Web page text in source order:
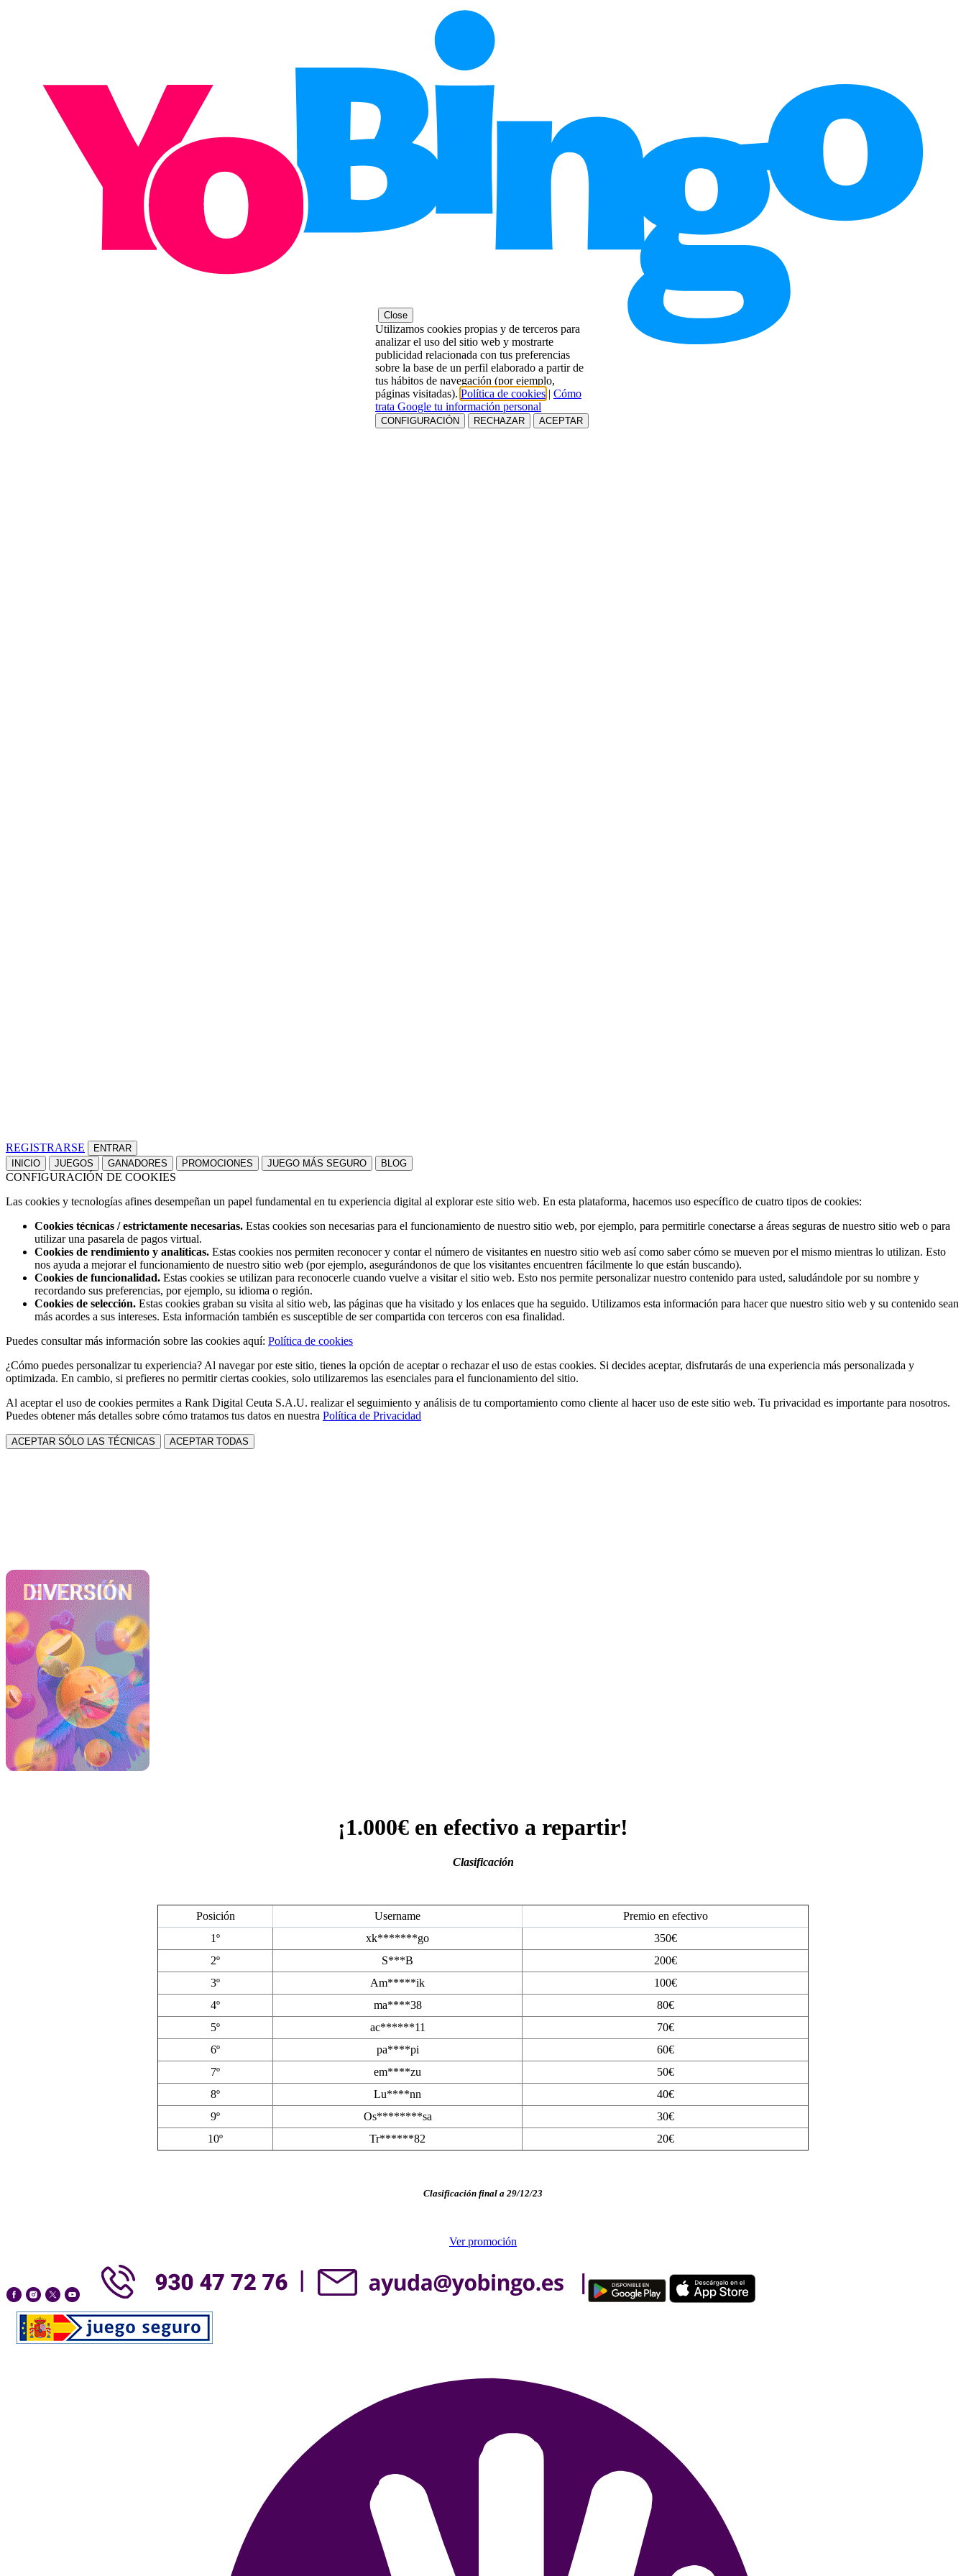
REGISTRARSE
INICIO JUEGOS GANADORES PROMOCIONES JUEGO MÁS SEGURO BLOG
CONFIGURACIÓN DE COOKIES
Las cookies y tecnologías afines desempeñan un papel fundamental en tu experiencia digital al explorar este sitio web. En esta plataforma, hacemos uso específico de cuatro tipos de cookies:
Cookies técnicas / estrictamente necesarias. Estas cookies son necesarias para el funcionamiento de nuestro sitio web, por ejemplo, para permitirle conectarse a áreas seguras de nuestro sitio web o para
utilizar una pasarela de pagos virtual.
Cookies de rendimiento y analíticas. Estas cookies nos permiten reconocer y contar el número de visitantes en nuestro sitio web así como saber cómo se mueven por el mismo mientras lo utilizan. Esto
nos ayuda a mejorar el funcionamiento de nuestro sitio web (por ejemplo, asegurándonos de que los visitantes encuentren fácilmente lo que están buscando).
Cookies de funcionalidad. Estas cookies se utilizan para reconocerle cuando vuelve a visitar el sitio web. Esto nos permite personalizar nuestro contenido para usted, saludándole por su nombre y
recordando sus preferencias, por ejemplo, su idioma o región.
Cookies de selección. Estas cookies graban su visita al sitio web, las páginas que ha visitado y los enlaces que ha seguido. Utilizamos esta información para hacer que nuestro sitio web y su contenido sean
más acordes a sus intereses. Esta información también es susceptible de ser compartida con terceros con esa finalidad.
Puedes consultar más información sobre las cookies aquí: Política de cookies
¿Cómo puedes personalizar tu experiencia? Al navegar por este sitio, tienes la opción de aceptar o rechazar el uso de estas cookies. Si decides aceptar, disfrutarás de una experiencia más personalizada y
optimizada. En cambio, si prefieres no permitir ciertas cookies, solo utilizaremos las esenciales para el funcionamiento del sitio.
Al aceptar el uso de cookies permites a Rank Digital Ceuta S.A.U. realizar el seguimiento y análisis de tu comportamiento como cliente al hacer uso de este sitio web. Tu privacidad es importante para nosotros.
Puedes obtener más detalles sobre cómo tratamos tus datos en nuestra Política de Privacidad
ACEPTAR SÓLO LAS TÉCNICAS ACEPTAR TODAS
Close
Utilizamos cookies propias y de terceros para
analizar el uso del sitio web y mostrarte
publicidad relacionada con tus preferencias
sobre la base de un perfil elaborado a partir de
tus hábitos de navegación (por ejemplo,
páginas visitadas). Política de cookies | Cómo
trata Google tu información personal
CONFIGURACIÓN RECHAZAR ACEPTAR
¡1.000€ en efectivo a repartir!
Clasificación
Posición Username
Premio en efectivo
1º
xk*******go
350€
2º
S***B
200€
3º
Am*****ik
100€
4º
ma****38
80€
5º
ac******11
70€
6º
pa****pi
60€
7º
em****zu
50€
8º
Lu****nn
40€
9º
Os********sa
30€
10º
Tr******82 20€
Clasificación final a 29/12/23
Ver promoción